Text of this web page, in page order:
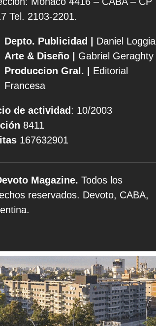
Tel. 2103-2201.
Depto. Publicidad |
Daniel Loggia
Arte & Diseño | Gabriel Geraghty
Produccion Gral. |
Editorial
Francesa
de actividad : 10/2003
8411
167632901
Magazine. Todos los
reservados. Devoto, CABA,